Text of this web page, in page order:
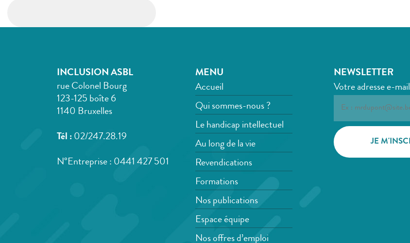
INCLUSION ASBL
rue Colonel Bourg
123-125 boîte 6
1140 Bruxelles
Tél : 02/247.28.19
N°Entreprise : 0441 427 501
MENU
Accueil
Qui sommes-nous ?
Le handicap intellectuel
Au long de la vie
Revendications
Formations
Nos publications
Espace équipe
Nos offres d’emploi
NEWSLETTER
Votre adresse e-mail